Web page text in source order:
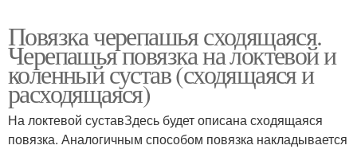
Повязка черепашья сходящаяся.
Черепашья повязка на локтевой и
коленный сустав (сходящаяся и
расходящаяся)
На локтевой суставЗдесь будет описана сходящаяся
повязка. Аналогичным способом повязка накладывается